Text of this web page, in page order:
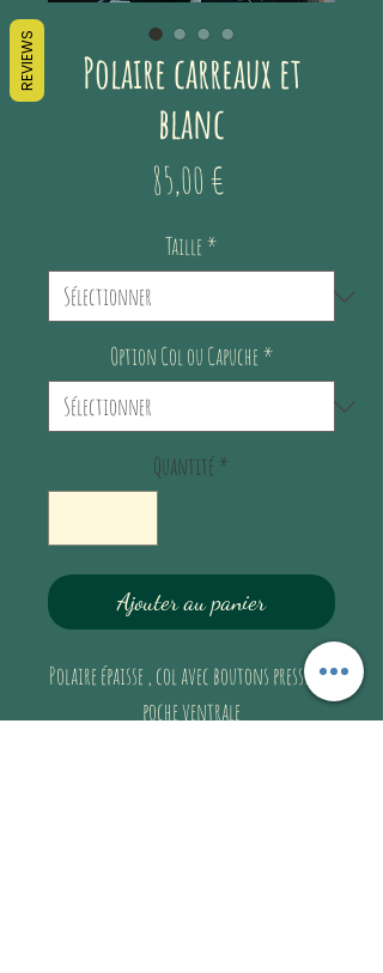
Polaire carreaux et
blanc
85,00 €
Taille *
Option Col ou Capuche *
Quantité *
Ajouter au panier
Polaire épaisse , col avec boutons pression,
poche ventrale
REVIEWS